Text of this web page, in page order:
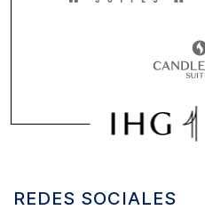
REDES SOCIALES